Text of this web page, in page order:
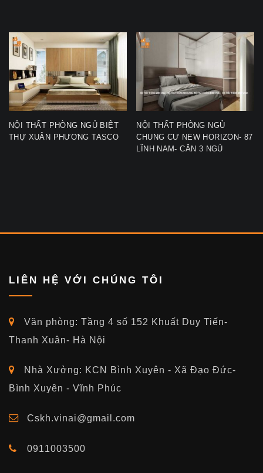
NỘI THẤT PHÒNG NGỦ BIỆT
THỰ XUÂN PHƯƠNG TASCO
NỘI THẤT PHÒNG NGỦ
CHUNG CƯ NEW HORIZON- 87
LĨNH NAM- CĂN 3 NGỦ
LIÊN HỆ VỚI CHÚNG TÔI
Văn phòng: Tầng 4 số 152 Khuất Duy Tiến-
Thanh Xuân- Hà Nội
Nhà Xưởng: KCN Bình Xuyên - Xã Đạo Đức-
Bình Xuyên - Vĩnh Phúc
Cskh.vinai@gmail.com
0911003500